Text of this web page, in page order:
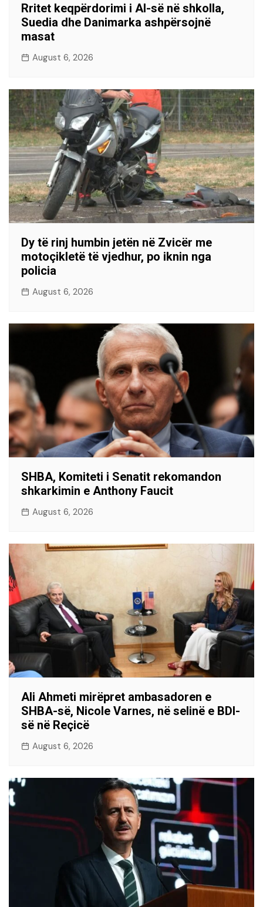
Rritet keqpërdorimi i AI-së në shkolla,
Suedia dhe Danimarka ashpërsojnë
masat
August 6, 2026
Dy të rinj humbin jetën në Zvicër me
motoçikletë të vjedhur, po iknin nga
policia
August 6, 2026
SHBA, Komiteti i Senatit rekomandon
shkarkimin e Anthony Faucit
August 6, 2026
Ali Ahmeti mirëpret ambasadoren e
SHBA-së, Nicole Varnes, në selinë e BDI-
së në Reçicë
August 6, 2026